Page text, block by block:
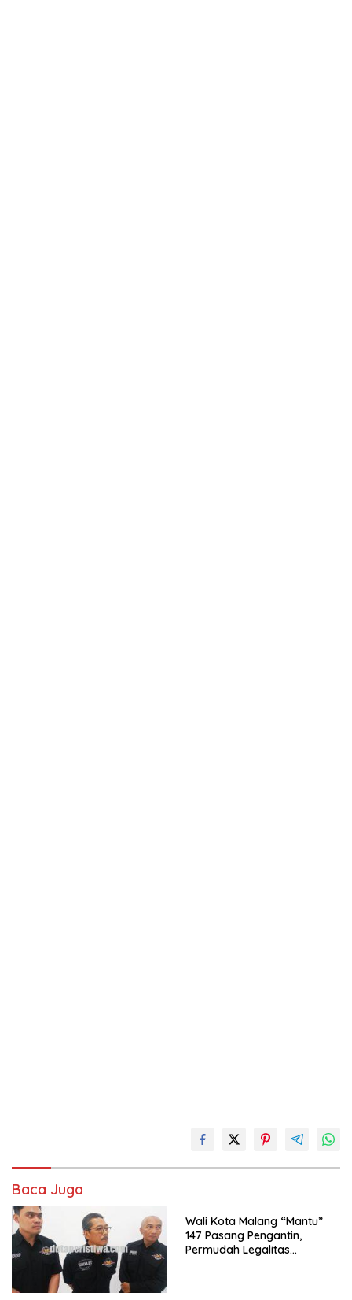
Baca Juga
Wali Kota Malang “Mantu”
147 Pasang Pengantin,
Permudah Legalitas